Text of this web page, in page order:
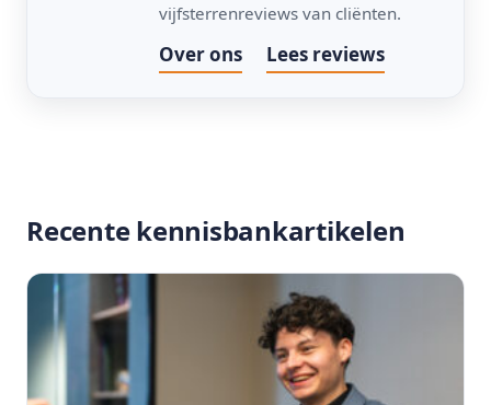
vijfsterrenreviews van cliënten.
Over ons Lees reviews
Recente kennisbankartikelen